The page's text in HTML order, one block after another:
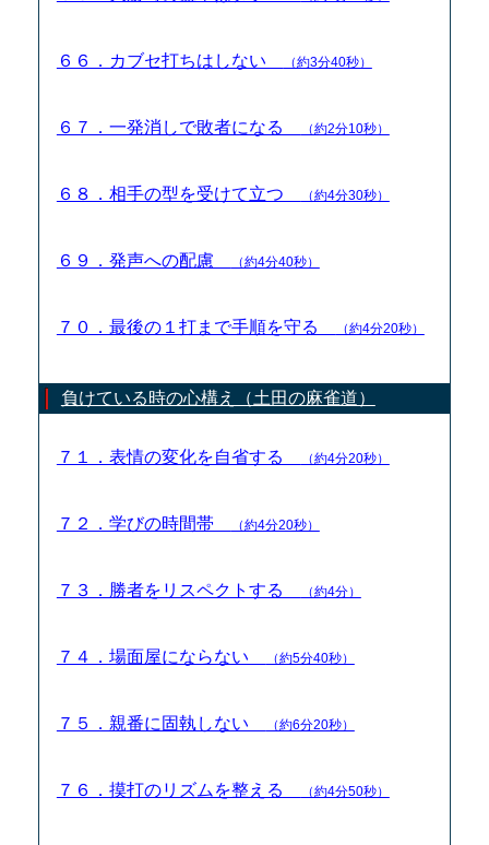
６６．カブセ打ちはしない （約3分40秒）
６７．一発消しで敗者になる （約2分10秒）
６８．相手の型を受けて立つ （約4分30秒）
６９．発声への配慮 （約4分40秒）
７０．最後の１打まで手順を守る （約4分20秒）
負けている時の心構え（土田の麻雀道）
７１．表情の変化を自省する （約4分20秒）
７２．学びの時間帯 （約4分20秒）
７３．勝者をリスペクトする （約4分）
７４．場面屋にならない （約5分40秒）
７５．親番に固執しない （約6分20秒）
７６．摸打のリズムを整える （約4分50秒）